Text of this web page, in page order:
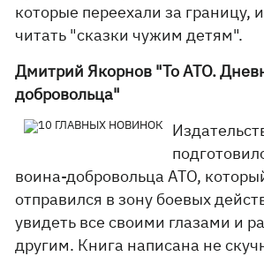
которые переехали за границу,
читать "сказки чужим детям".
Дмитрий Якорнов "То АТО.
добровольца"
воина-добровольца АТО,
отправился в зону боевых
увидеть все своими глазами и
другим. Книга написана не